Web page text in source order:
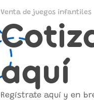
Venta de juegos infantiles
aquí
Regístrate aquí y en